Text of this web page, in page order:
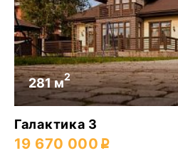
281 м2
Галактика 3
19 670 000